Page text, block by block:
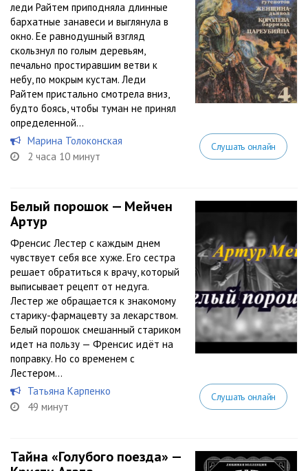
леди Райтем приподняла длинные
бархатные занавеси и выглянула в
окно. Ее равнодушный взгляд
скользнул по голым деревьям,
печально простиравшим ветви к
небу, по мокрым кустам. Леди
Райтем пристально смотрела вниз,
будто боясь, чтобы туман не принял
определенной...
Марина Толоконская
2 часа 10 минут
Слушать онлайн
Белый порошок — Мейчен
Артур
Френсис Лестер с каждым днем
чувствует себя все хуже. Его сестра
решает обратиться к врачу, который
выписывает рецепт от недуга.
Лестер же обращается к знакомому
старику-фармацевту за лекарством.
Белый порошок смешанный стариком
идет на пользу — Френсис идёт на
поправку. Но со временем с
Лестером...
Татьяна Карпенко
49 минут
Слушать онлайн
Тайна «Голубого поезда» —